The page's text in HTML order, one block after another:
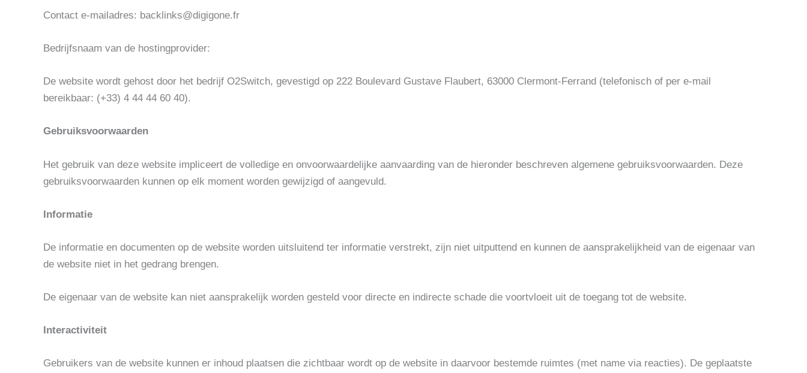
Contact e-mailadres: backlinks@digigone.fr
Bedrijfsnaam van de hostingprovider:
De website wordt gehost door het bedrijf O2Switch, gevestigd op 222 Boulevard Gustave Flaubert, 63000 Clermont-Ferrand (telefonisch of per e-mail
bereikbaar: (+33) 4 44 44 60 40).
Gebruiksvoorwaarden
Het gebruik van deze website impliceert de volledige en onvoorwaardelijke aanvaarding van de hieronder beschreven algemene gebruiksvoorwaarden. Deze
gebruiksvoorwaarden kunnen op elk moment worden gewijzigd of aangevuld.
Informatie
De informatie en documenten op de website worden uitsluitend ter informatie verstrekt, zijn niet uitputtend en kunnen de aansprakelijkheid van de eigenaar van
de website niet in het gedrang brengen.
De eigenaar van de website kan niet aansprakelijk worden gesteld voor directe en indirecte schade die voortvloeit uit de toegang tot de website.
Interactiviteit
Gebruikers van de website kunnen er inhoud plaatsen die zichtbaar wordt op de website in daarvoor bestemde ruimtes (met name via reacties). De geplaatste